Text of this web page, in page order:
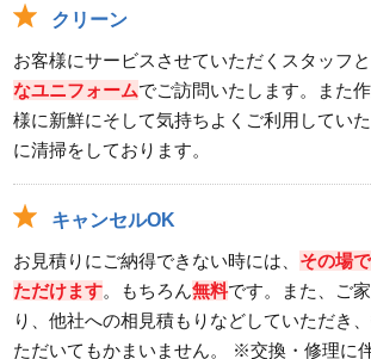
クリーン
お客様にサービスさせていただくスタッフ
なユニフォームでご訪問いたします。また
様に新鮮にそして気持ちよくご利用してい
に清掃をしております。
キャンセルOK
お見積りにご納得できない時には、 その場
ただけます。もちろん無料です。また、ご
り、他社への相見積もりなどしていただき
ただいてもかまいません。 ※交換・修理に